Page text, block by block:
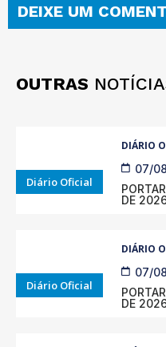
DEIXE UM
OUTRAS
Diário Oficial
DIÁRIO
07/
DE
Diário Oficial
DIÁRIO
07/
DE